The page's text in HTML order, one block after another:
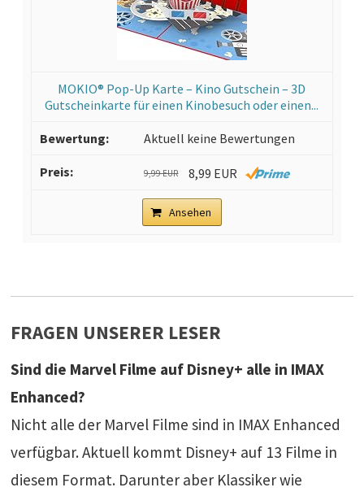
MOKIO® Pop-Up Karte – Kino Gutschein – 3D
Gutscheinkarte für einen Kinobesuch oder einen...
Aktuell keine Bewertungen
9,99 EUR 8,99 EUR
Ansehen
FRAGEN UNSERER LESER
Sind die Marvel Filme auf Disney+ alle in IMAX
Enhanced?
Nicht alle der Marvel Filme sind in IMAX Enhanced
verfügbar. Aktuell kommt Disney+ auf 13 Filme in
diesem Format. Darunter aber Klassiker wie